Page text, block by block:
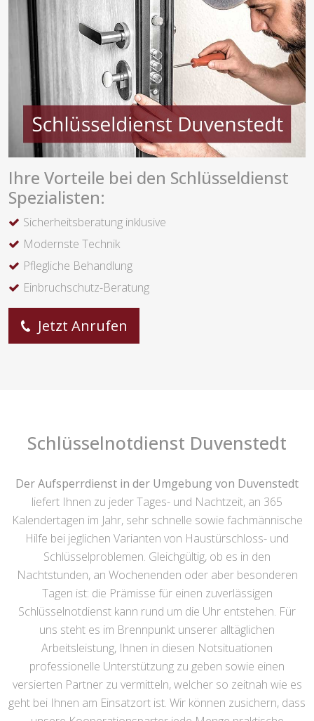
Ihre Vorteile bei den Schlüsseldienst
Spezialisten:
Sicherheitsberatung inklusive
Modernste Technik
Pflegliche Behandlung
Einbruchschutz-Beratung
Jetzt Anrufen
Schlüsselnotdienst Duvenstedt
Der Aufsperrdienst in der Umgebung von Duvenstedt
liefert Ihnen zu jeder Tages- und Nachtzeit, an 365
Kalendertagen im Jahr, sehr schnelle sowie fachmännische
Hilfe bei jeglichen Varianten von Haustürschloss- und
Schlüsselproblemen. Gleichgültig, ob es in den
Nachtstunden, an Wochenenden oder aber besonderen
Tagen ist: die Prämisse für einen zuverlässigen
Schlüsselnotdienst kann rund um die Uhr entstehen. Für
uns steht es im Brennpunkt unserer alltäglichen
Arbeitsleistung, Ihnen in diesen Notsituationen
professionelle Unterstützung zu geben sowie einen
versierten Partner zu vermitteln, welcher so zeitnah wie es
geht bei Ihnen am Einsatzort ist. Wir können zusichern, dass